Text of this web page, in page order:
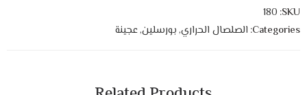
SKU:
180
Categories: الصلصال الحراري,بورسلين,عجينة